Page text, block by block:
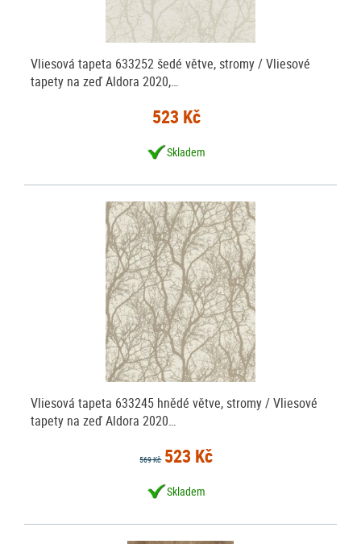
Vliesová tapeta 633252 šedé větve, stromy / Vliesové
tapety na zeď Aldora 2020,…
523 Kč
Skladem
Vliesová tapeta 633245 hnědé větve, stromy / Vliesové
tapety na zeď Aldora 2020…
569 Kč 523 Kč
Skladem